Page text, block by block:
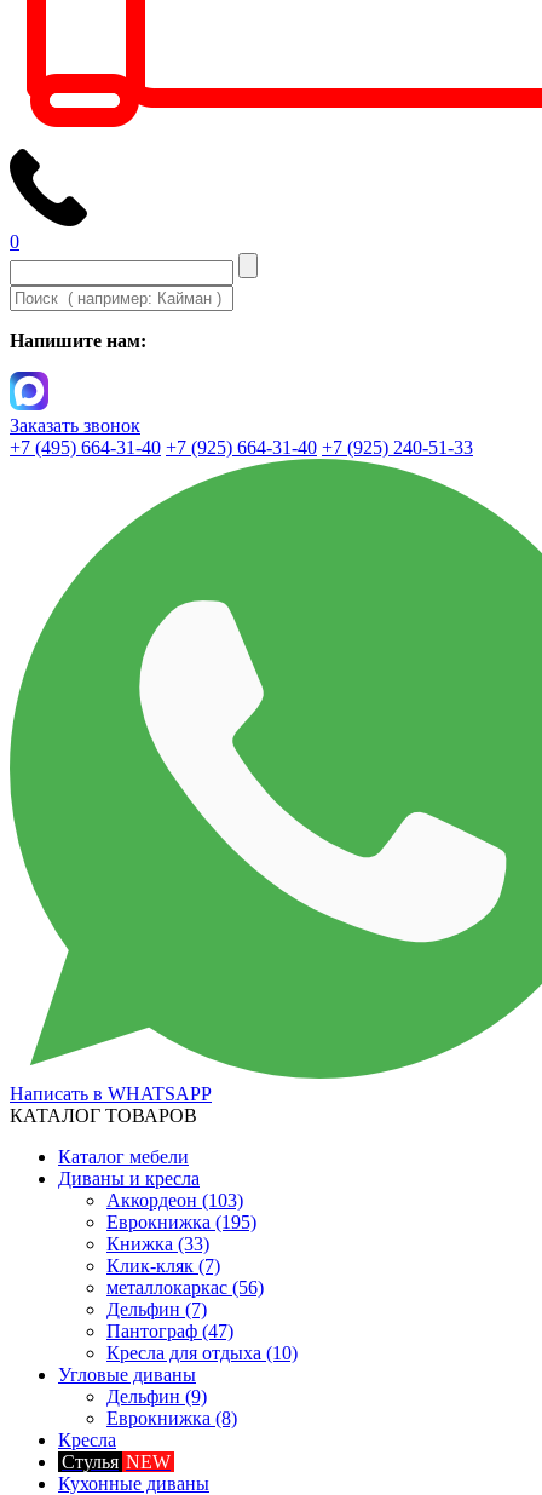
0
Напишите нам:
Заказать звонок
+7 (495) 664-31-40 +7 (925) 664-31-40 +7 (925) 240-51-33
Написать в WHATSAPP
КАТАЛОГ ТОВАРОВ
Каталог мебели
Диваны и кресла
Аккордеон (103)
Еврокнижка (195)
Книжка (33)
Клик-кляк (7)
металлокаркас (56)
Дельфин (7)
Пантограф (47)
Кресла для отдыха (10)
Угловые диваны
Дельфин (9)
Еврокнижка (8)
Кресла
Стулья NEW
Кухонные диваны